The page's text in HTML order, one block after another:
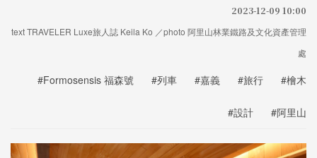
2023-12-09 10:00
text TRAVELER Luxe旅人誌 Keila Ko ／photo 阿里山林業鐵路及文化資產管理
處
#Formosensis 福森號 #列車 #嘉義 #旅行 #檜木
#設計 #阿里山